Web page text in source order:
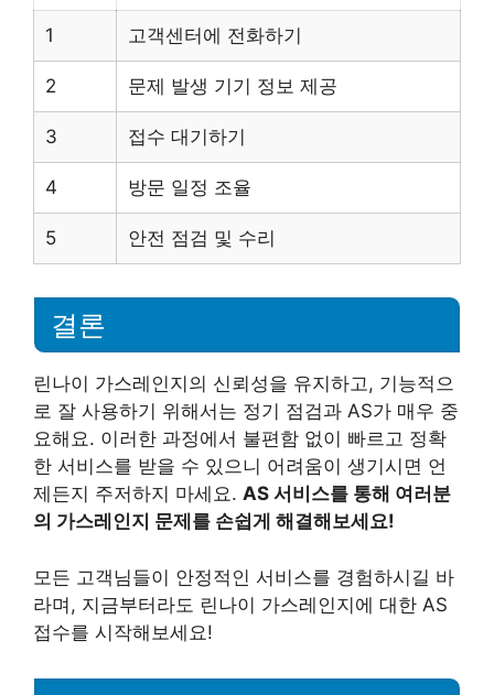
1 고객센터에 전화하기
2 문제 발생 기기 정보 제공
3 접수 대기하기
4 방문 일정 조율
5 안전 점검 및 수리
결론
린나이 가스레인지의 신뢰성을 유지하고, 기능적으
로 잘 사용하기 위해서는 정기 점검과 AS가 매우 중
요해요. 이러한 과정에서 불편함 없이 빠르고 정확
한 서비스를 받을 수 있으니 어려움이 생기시면 언
제든지 주저하지 마세요. AS 서비스를 통해 여러분
의 가스레인지 문제를 손쉽게 해결해보세요!
모든 고객님들이 안정적인 서비스를 경험하시길 바
라며, 지금부터라도 린나이 가스레인지에 대한 AS
접수를 시작해보세요!